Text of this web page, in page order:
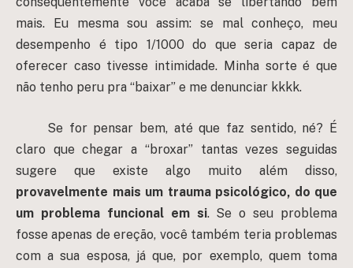
mais. Eu mesma sou assim: se mal conheço, meu
desempenho é tipo 1/1000 do que seria capaz de
oferecer caso tivesse intimidade. Minha sorte é que
não tenho peru pra “baixar” e me denunciar kkkk.
Se for pensar bem, até que faz sentido, né? É
claro que chegar a “broxar” tantas vezes seguidas
sugere que existe algo muito além disso,
provavelmente mais um trauma psicológico, do que
um problema funcional em si. Se o seu problema
fosse apenas de ereção, você também teria problemas
com a sua esposa, já que, por exemplo, quem toma